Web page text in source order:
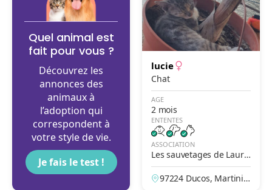
Quel animal est
fait pour vous ?
Découvrez les
annonces des
animaux à
l’adoption qui
correspondent à
votre style de vie.
Je fais le test !
lucie
Chat
AGE
2 mois
ENTENTES
ASSOCIATION
Les sauvetages de Laure
et Lina
97224 Ducos, Martiniq